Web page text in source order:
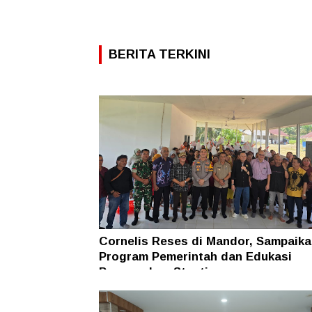
BERITA TERKINI
Cornelis Reses di Mandor,
Program Pemerintah dan Edukasi
Pencegahan Stunting